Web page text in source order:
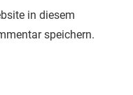
in diesem
speichern.